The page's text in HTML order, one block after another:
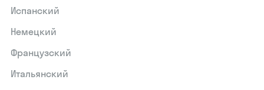
Испанский
Немецкий
Французский
Итальянский